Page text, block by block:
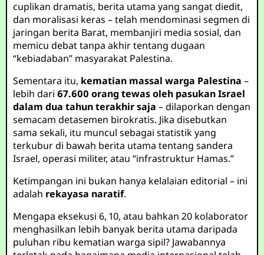
cuplikan dramatis, berita utama yang sangat diedit,
dan moralisasi keras – telah mendominasi segmen di
jaringan berita Barat, membanjiri media sosial, dan
memicu debat tanpa akhir tentang dugaan
“kebiadaban” masyarakat Palestina.
Sementara itu, kematian massal warga Palestina –
lebih dari67.600 orang tewas oleh pasukan Israel
dalam dua tahun terakhir saja – dilaporkan dengan
semacam detasemen birokratis. Jika disebutkan
sama sekali, itu muncul sebagai statistik yang
terkubur di bawah berita utama tentang sandera
Israel, operasi militer, atau “infrastruktur Hamas.”
Ketimpangan ini bukan hanya kelalaian editorial – ini
adalah rekayasa naratif.
Mengapa eksekusi 6, 10, atau bahkan 20 kolaborator
menghasilkan lebih banyak berita utama daripada
puluhan ribu kematian warga sipil? Jawabannya